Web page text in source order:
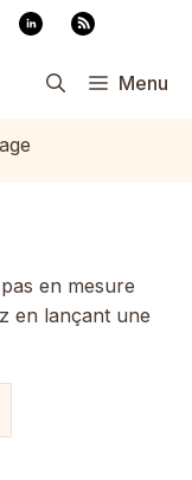
Menu
en mesure
en lançant une